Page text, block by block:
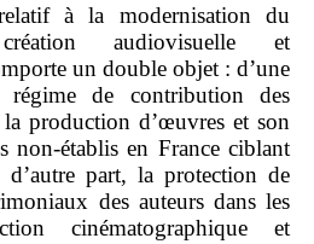
à la modernisation du
audiovisuelle et
un double objet : d’une
de contribution des
la production d’œuvres et son
non‑établis en France ciblant
part, la protection de
des auteurs dans les
cinématographique et